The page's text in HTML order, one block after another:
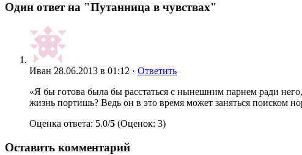
Один ответ на "Путанница в чувствах"
Иван 28.06.2013 в 01:12 · Ответить
«Я бы готова была бы расстаться с нынешним парнем ради
жизнь портишь? Ведь он в это время может заняться поиском
Оценка ответа: 5.0/5 (Оценок: 3)
Оставить комментарий